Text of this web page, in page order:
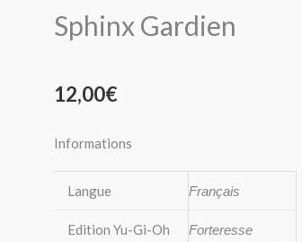
Sphinx Gardien
12,00€
Informations
Langue Français
Edition Yu-Gi-Oh
Forteresse